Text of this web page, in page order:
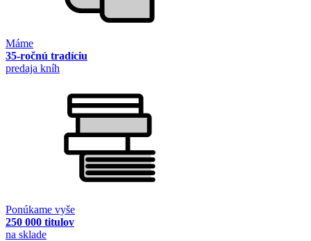
Máme
35-ročnú tradíciu
predaja kníh
Ponúkame vyše
250 000 titulov
na sklade